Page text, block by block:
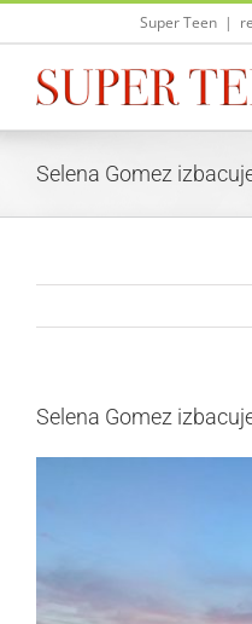
Skip
Super Teen |
Selena Gomez
Selena Gomez